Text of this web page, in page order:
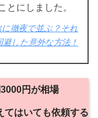
とにしました。
徹夜で並ぶ？それ
避した意外な方法！
円が相場
てはいても依頼する